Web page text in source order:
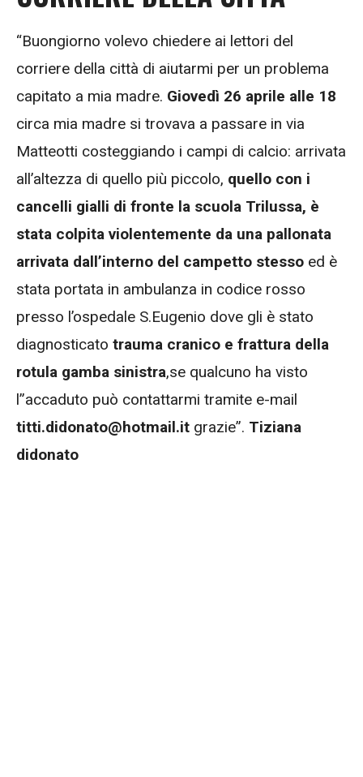
“Buongiorno volevo chiedere ai lettori del
corriere della città di aiutarmi per un problema
capitato a mia madre. Giovedì 26 aprile alle 18
circa mia madre si trovava a passare in via
Matteotti costeggiando i campi di calcio: arrivata
all’altezza di quello più piccolo, quello con i
cancelli gialli di fronte la scuola Trilussa, è
stata colpita violentemente da una pallonata
arrivata dall’interno del campetto stesso ed è
stata portata in ambulanza in codice rosso
presso l’ospedale S.Eugenio dove gli è stato
diagnosticato trauma cranico e frattura della
rotula gamba sinistra,se qualcuno ha visto
l”accaduto può contattarmi tramite e-mail
titti.didonato@hotmail.it grazie”. Tiziana
didonato